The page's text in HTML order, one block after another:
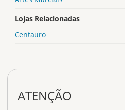
Lojas Relacionadas
Centauro
ATENÇÃO